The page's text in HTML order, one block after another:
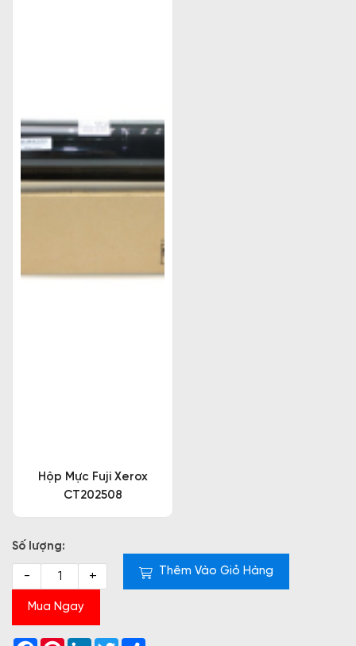
Hộp Mực Fuji Xerox
CT202508
Số lượng:
- + Thêm Vào Giỏ Hàng
Mua Ngay